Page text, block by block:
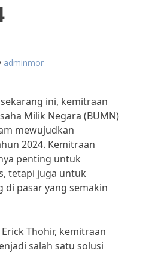
adminmor
ini, kemitraan
Milik Negara (BUMN)
mewujudkan
2024. Kemitraan
penting untuk
tetapi juga untuk
di pasar yang semakin
Thohir, kemitraan
salah satu solusi